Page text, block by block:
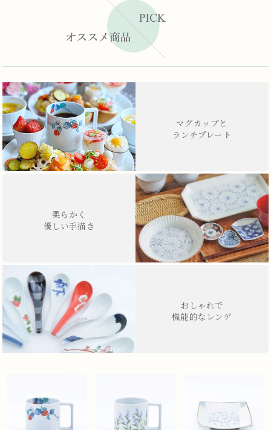
マグカップと
ランチプレート
柔らかく
優しい手描き
おしゃれで
機能的なレンゲ